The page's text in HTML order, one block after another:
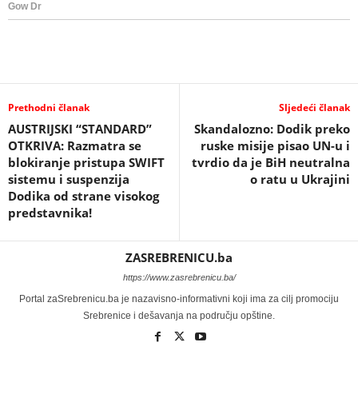
Prethodni članak
AUSTRIJSKI “STANDARD”
OTKRIVA: Razmatra se
blokiranje pristupa SWIFT
sistemu i suspenzija
Dodika od strane visokog
predstavnika!
Sljedeći članak
Skandalozno: Dodik preko
ruske misije pisao UN-u i
tvrdio da je BiH neutralna
o ratu u Ukrajini
ZASREBRENICU.ba
https://www.zasrebrenicu.ba/
Portal zaSrebrenicu.ba je nazavisno-informativni koji ima za cilj promociju
Srebrenice i dešavanja na području opštine.